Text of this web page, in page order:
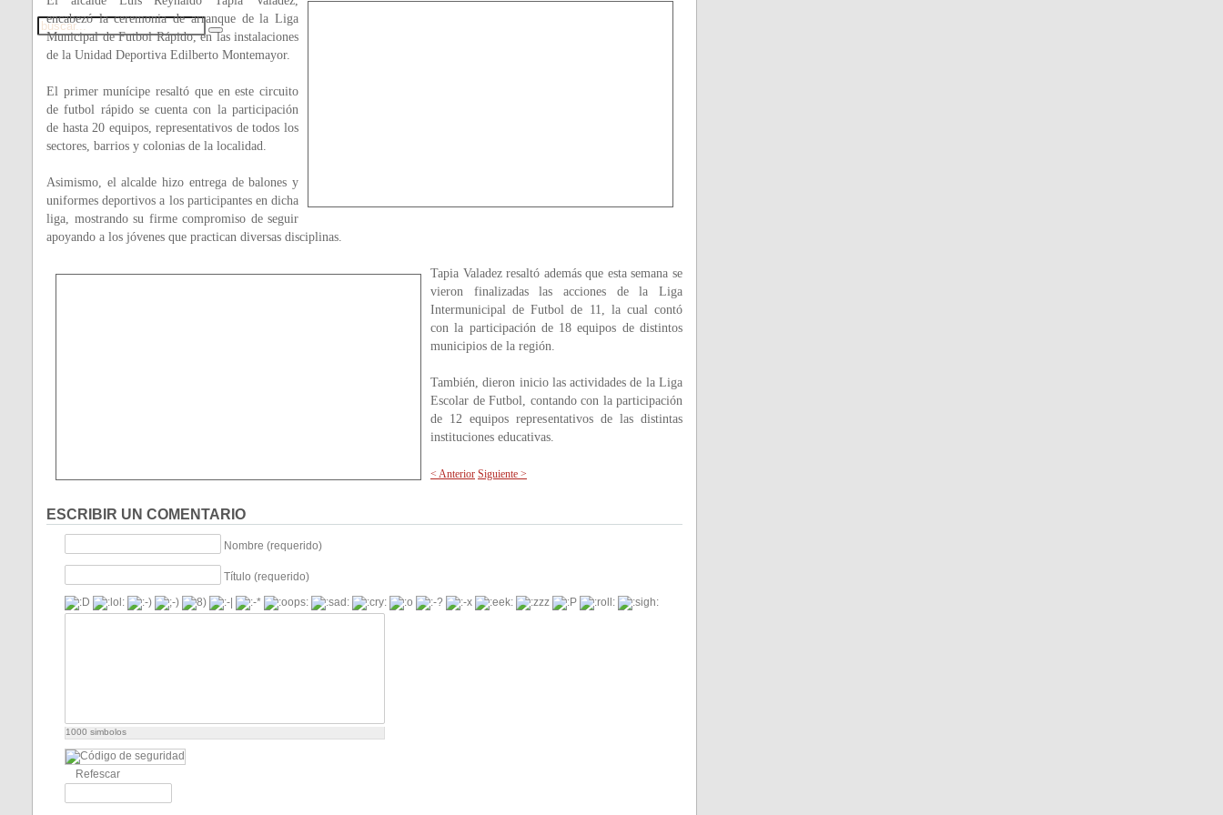
encabezó la ceremonia de arranque de la Liga
Municipal de Futbol Rápido, en las instalaciones
de la Unidad Deportiva Edilberto Montemayor.
El primer munícipe resaltó que en este circuito
de futbol rápido se cuenta con la participación
de hasta 20 equipos, representativos de todos los
sectores, barrios y colonias de la localidad.
Asimismo, el alcalde hizo entrega de balones y
uniformes deportivos a los participantes en dicha
liga, mostrando su firme compromiso de seguir
apoyando a los jóvenes que practican diversas disciplinas.
Tapia Valadez resaltó además que esta semana se
vieron finalizadas las acciones de la Liga
Intermunicipal de Futbol de 11, la cual contó
con la participación de 18 equipos de distintos
municipios de la región.
También, dieron inicio las actividades de la Liga
Escolar de Futbol, contando con la participación
de 12 equipos representativos de las distintas
instituciones educativas.
< Anterior Siguiente >
ESCRIBIR UN COMENTARIO
Nombre (requerido)
Título (requerido)
1000 simbolos
Refescar